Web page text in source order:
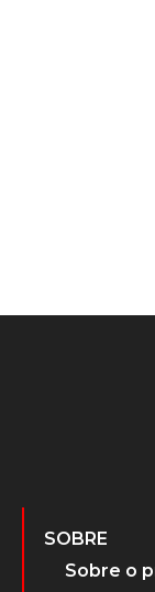
SOBRE
Sobre o